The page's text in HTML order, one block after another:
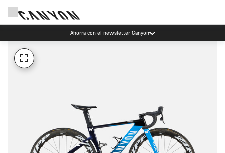
Ahorra con el newsletter Canyon